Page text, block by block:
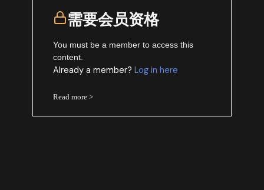
需要会员资格
You must be a member to access this
content.
Already a member?Log in here
Read more >